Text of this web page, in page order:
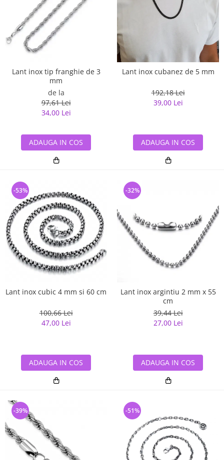
Lant inox tip franghie de 3
mm
de la
97,61 Lei
34,00 Lei
ADAUGA IN COS
Lant inox cubanez de 5 mm
192,18 Lei
39,00 Lei
ADAUGA IN COS
Lant inox cubic 4 mm si 60 cm
100,66 Lei
47,00 Lei
-53%
ADAUGA IN COS
Lant inox argintiu 2 mm x 55
cm
39,44 Lei
27,00 Lei
-32%
ADAUGA IN COS
-39% -51%